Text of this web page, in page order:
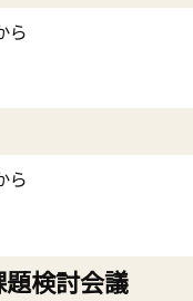
ら
ら
検討会議